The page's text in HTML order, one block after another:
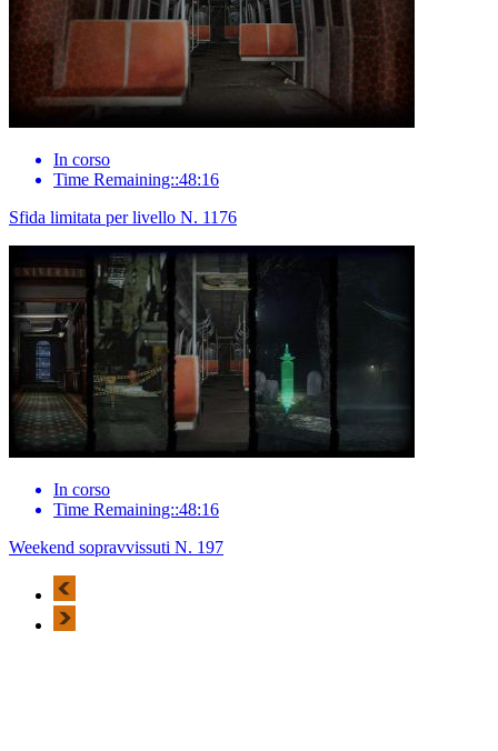
In corso
Time Remaining::48:16
Sfida limitata per livello N. 1176
In corso
Time Remaining::48:16
Weekend sopravvissuti N. 197